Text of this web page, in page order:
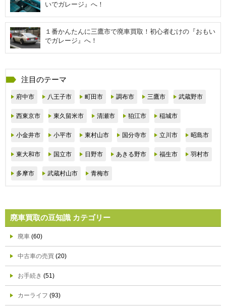
いでガレージ』へ！
１番かんたんに三鷹市で廃車買取！初心者むけの『おもい
でガレージ』へ！
注目のテーマ
府中市 八王子市 町田市 調布市 三鷹市 武蔵野市
西東京市 東久留米市 清瀬市 狛江市 稲城市
小金井市 小平市 東村山市 国分寺市 立川市 昭島市
東大和市 国立市 日野市 あきる野市 福生市 羽村市
多摩市 武蔵村山市 青梅市
廃車買取の豆知識 カテゴリー
廃車 (60)
中古車の売買 (20)
お手続き (51)
カーライフ (93)